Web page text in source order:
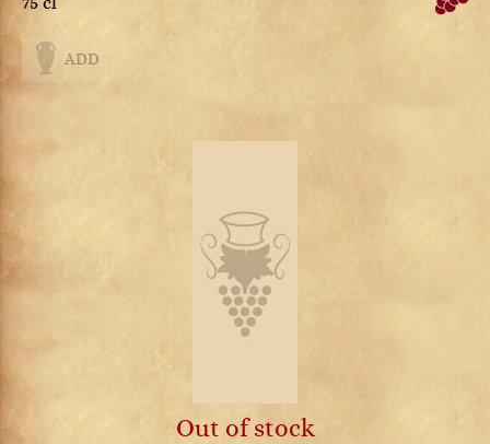
ADD
Out of stock